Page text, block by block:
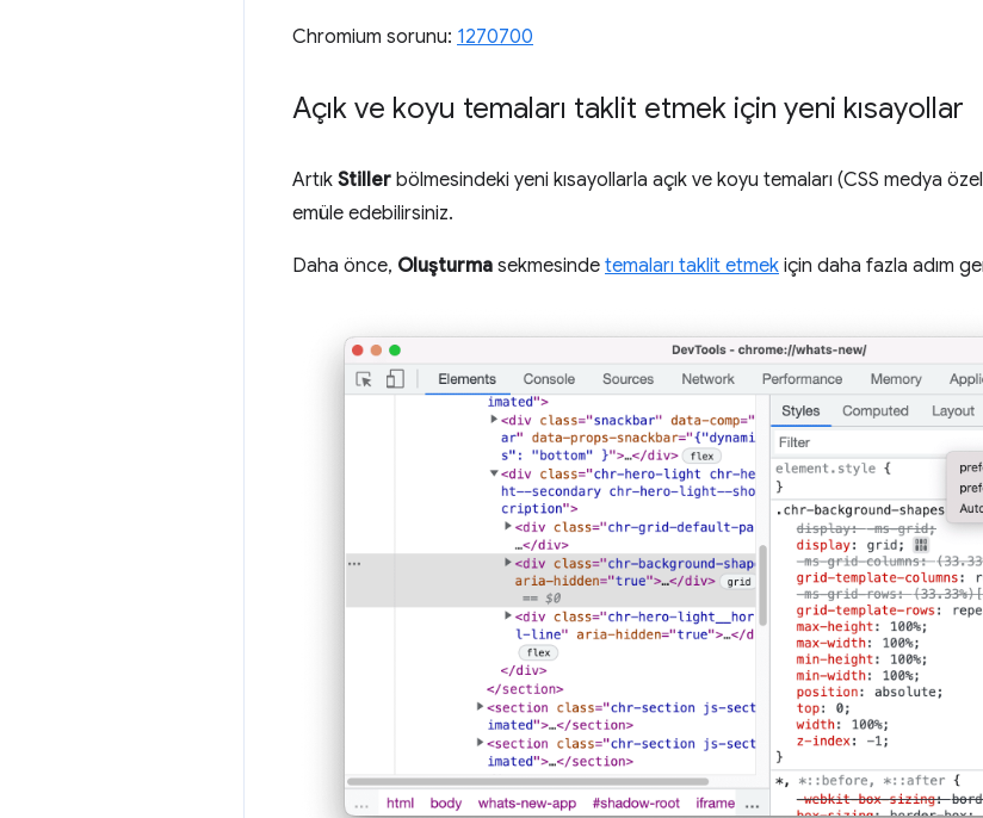
Chromium sorunu: 1270700
Açık ve koyu temaları taklit etmek için yeni kısayollar
Artık Stiller bölmesindeki yeni kısayollarla açık ve koyu temaları (CSS medya
emüle edebilirsiniz.
Daha önce, Oluşturma sekmesinde temaları taklit etmek için daha fazla adım